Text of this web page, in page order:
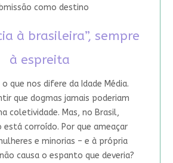
como destino
à brasileira”, sempre
à espreita
que nos difere da Idade Média.
que dogmas jamais poderiam
coletividade. Mas, no Brasil,
está corroído. Por que ameaçar
e minorias – e à própria
causa o espanto que deveria?